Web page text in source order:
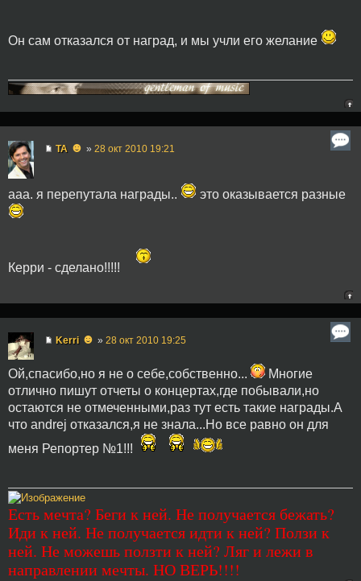
Он сам отказался от наград, и мы учли его желание
TA ☻ » 28 окт 2010 19:21
ааа. я перепутала награды.. это оказывается разные
Керри - сделано!!!!!
Kerri ☻ » 28 окт 2010 19:25
Ой,спасибо,но я не о себе,собственно...
Многие
отлично пишут отчеты о концертах,где побывали,но
остаются не отмеченными,раз тут есть такие награды.А
что andrej отказался,я не знала...Но все равно он для
меня Репортер №1!!!
Есть мечта? Беги к ней. Не получается бежать?
Иди к ней. Не получается идти к ней? Ползи к
ней. Не можешь ползти к ней? Ляг и лежи в
направлении мечты. НО ВЕРЬ!!!!